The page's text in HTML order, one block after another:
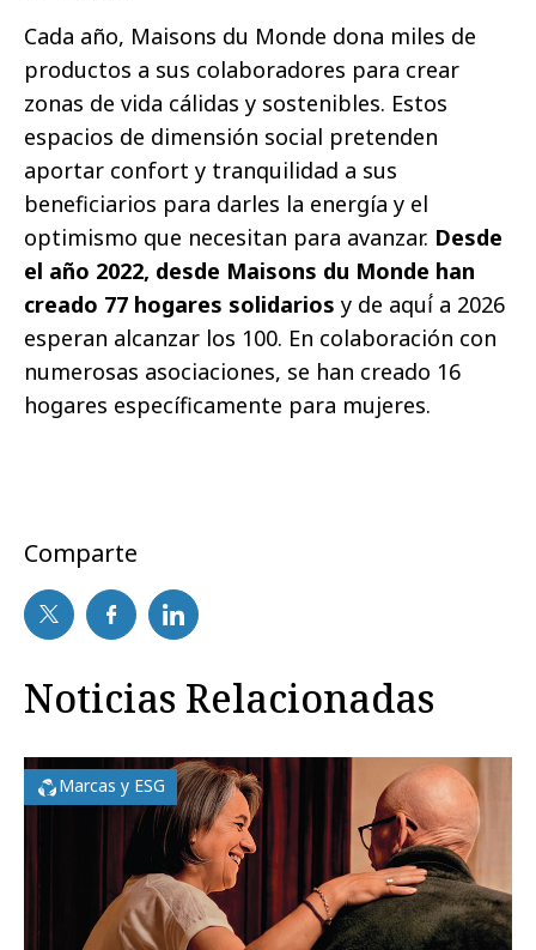
Cada año, Maisons du Monde dona miles de
productos a sus colaboradores para crear
zonas de vida cálidas y sostenibles. Estos
espacios de dimensión social pretenden
aportar confort y tranquilidad a sus
beneficiarios para darles la energía y el
optimismo que necesitan para avanzar. Desde
el año 2022, desde Maisons du Monde han
creado 77 hogares solidarios y de aquí́ a 2026
esperan alcanzar los 100. En colaboración con
numerosas asociaciones, se han creado 16
hogares específicamente para mujeres.
Comparte
Noticias Relacionadas
Marcas y ESG